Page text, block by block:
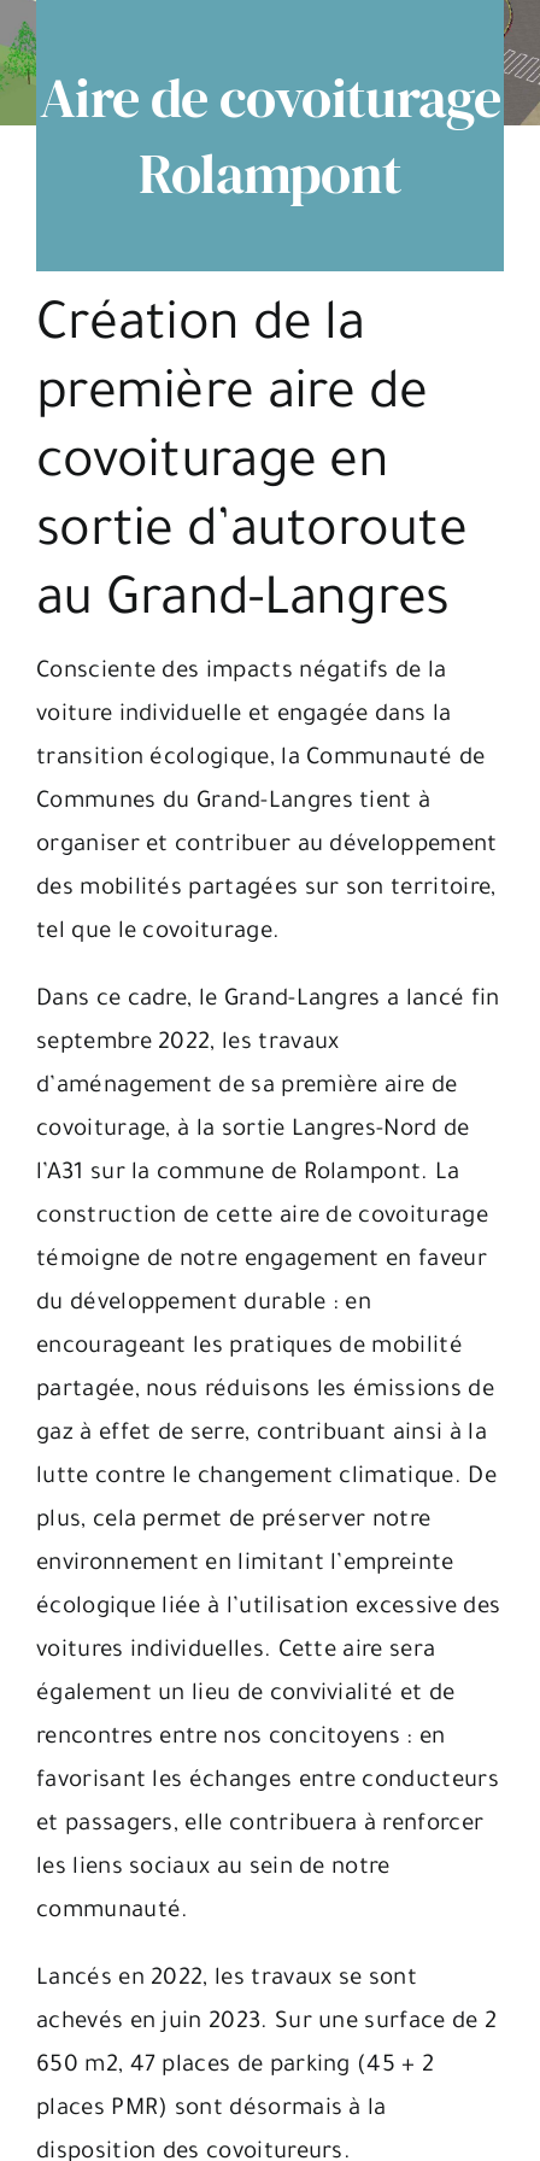
Espace citoyens
Aire de covoiturage
Rolampont
Création de la
première aire de
covoiturage en
sortie d’autoroute
au Grand-Langres
Consciente des impacts négatifs de la
voiture individuelle et engagée dans la
transition écologique, la Communauté de
Communes du Grand-Langres tient à
organiser et contribuer au développement
des mobilités partagées sur son territoire,
tel que le covoiturage.
Dans ce cadre, le Grand-Langres a lancé fin
septembre 2022, les travaux
d’aménagement de sa première aire de
covoiturage, à la sortie Langres-Nord de
l’A31 sur la commune de Rolampont. La
construction de cette aire de covoiturage
témoigne de notre engagement en faveur
du développement durable : en
encourageant les pratiques de mobilité
partagée, nous réduisons les émissions de
gaz à effet de serre, contribuant ainsi à la
lutte contre le changement climatique. De
plus, cela permet de préserver notre
environnement en limitant l’empreinte
écologique liée à l’utilisation excessive des
voitures individuelles. Cette aire sera
également un lieu de convivialité et de
rencontres entre nos concitoyens : en
favorisant les échanges entre conducteurs
et passagers, elle contribuera à renforcer
les liens sociaux au sein de notre
communauté.
Lancés en 2022, les travaux se sont
achevés en juin 2023. Sur une surface de 2
650 m2, 47 places de parking (45 + 2
places PMR) sont désormais à la
disposition des covoitureurs.